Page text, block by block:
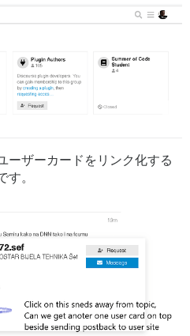
ーザーカードをリンク化する
す。